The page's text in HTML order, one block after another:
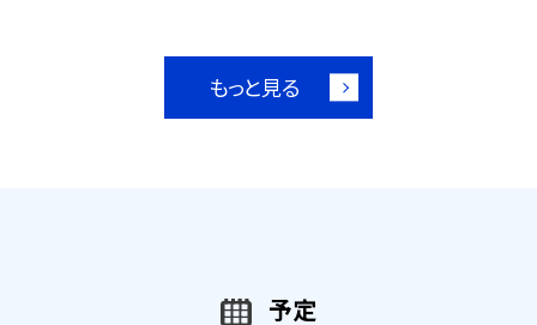
もっと見る
予定